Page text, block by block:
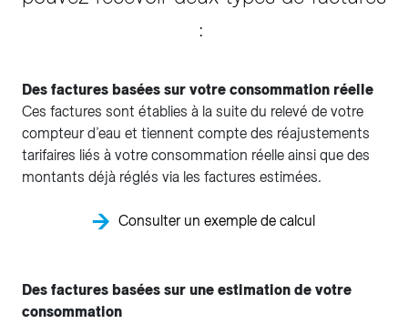
:
Des factures basées sur votre consommation réelle
Ces factures sont établies à la suite du relevé de votre
compteur d’eau et tiennent compte des réajustements
tarifaires liés à votre consommation réelle ainsi que des
montants déjà réglés via les factures estimées.
Consulter un exemple de calcul
Des factures basées sur une estimation de votre
consommation